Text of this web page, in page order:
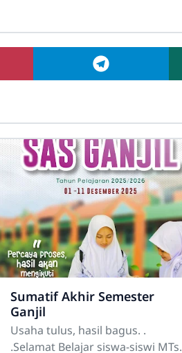
Sumatif Akhir Semester
Ganjil
Usaha tulus, hasil bagus. .
.Selamat Belajar siswa-siswi MTs.